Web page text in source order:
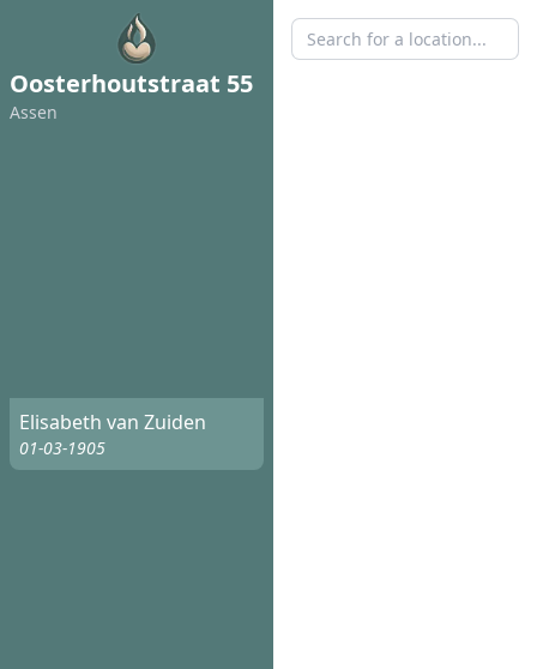
Oosterhoutstraat 55
Assen
Elisabeth van Zuiden
01-03-1905